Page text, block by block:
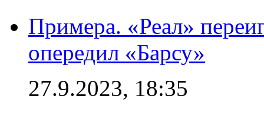
Примера. «Реал»
опередил «Барсу»
27.9.2023, 18:35